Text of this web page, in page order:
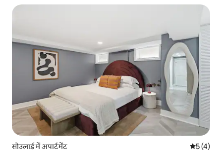
सोउलार्ड में अपार्टमेंट औसत रेटिंग
5 (4)